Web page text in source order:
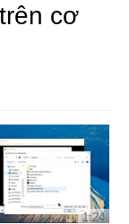
cơ
1:24